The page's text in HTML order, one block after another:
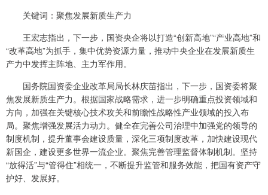
关键词：聚焦发展新质生产力
王宏志指出，下一步，国资央企将以打造“创新高地”“产业高地”和
“改革高地”为抓手，集中优势资源力量，推动中央企业在发展新质生
产力中发挥主阵地、主力军作用。
国务院国资委企业改革局局长林庆苗指出，下一步，国资委将聚
焦发展新质生产力。根据国家战略需求，进一步明确重点投资领域和
方向，加强在关键核心技术攻关和前瞻性战略性产业领域的投入布
局。聚焦增强发展活力动力。健全在完善公司治理中加强党的领导的
制度机制，提升董事会建设质量，深化三项制度改革，加快建设现代
新国企，建设更多世界一流企业。聚焦完善管理监督体制机制。坚持
“放得活”与“管得住”相统一，不断提升监管和服务效能，把国有资产守
护好、发展好。